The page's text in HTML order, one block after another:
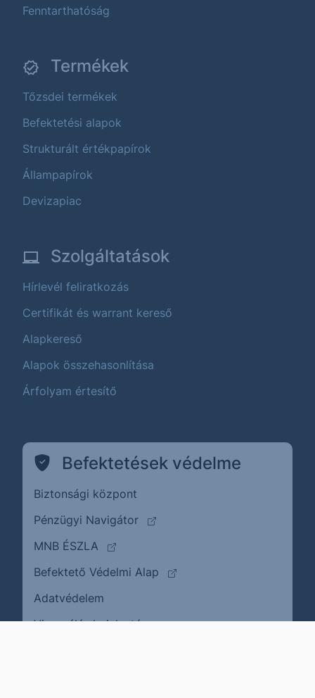
Fenntarthatóság
Termékek
Tőzsdei termékek
Befektetési alapok
Strukturált értékpapírok
Állampapírok
Devizapiac
Szolgáltatások
Hírlevél feliratkozás
Certifikát és warrant kereső
Alapkereső
Alapok összehasonlítása
Árfolyam értesítő
Befektetések védelme
Biztonsági központ
Pénzügyi Navigátor
(külső oldalra ugrik)
MNB ÉSZLA
(külső oldalra ugrik)
Befektető Védelmi Alap
(külső oldalra ugrik)
Adatvédelem
Visszaélés bejelentése(külső oldalra ugrik)